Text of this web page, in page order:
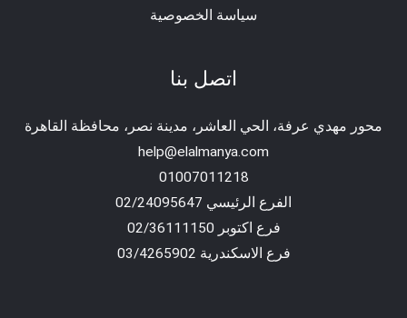
سياسة الخصوصية
اتصل بنا
محور مهدي عرفة، الحي العاشر، مدينة نصر، محافظة القاهرة‬
help@elalmanya.com
01007011218
الفرع الرئيسي 02/24095647
فرع اكتوبر 02/36111150
فرع الاسكندرية 03/4265902